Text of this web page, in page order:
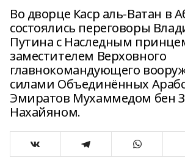
Во дворце Каср аль‑Ватан в
состоялись переговоры
Путина с Наследным
заместителем Верховного
главнокомандующего
силами Объединённых
Эмиратов Мухаммедом бен
Нахайяном.